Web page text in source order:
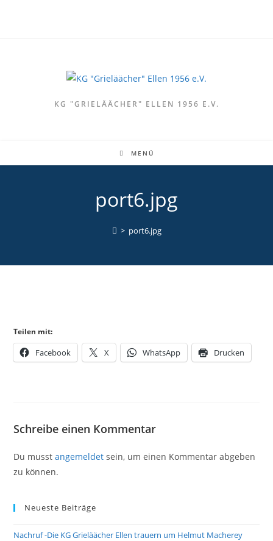
KG "GRIELÄÄCHER" ELLEN 1956 E.V.
MENÜ
port6.jpg
> port6.jpg
Teilen mit:
Facebook X WhatsApp Drucken
Schreibe einen Kommentar
Du musstangemeldet sein, um einen Kommentar abgeben
zu können.
Neueste Beiträge
Nachruf -Die KG Grieläächer Ellen trauern um Helmut Macherey